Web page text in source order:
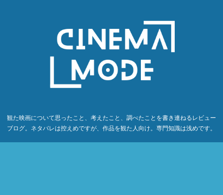
観た映画について思ったこと、考えたこと、調べたことを書き連ねるレビュー
ブログ。ネタバレは控えめですが、作品を観た人向け。専門知識は浅めです。